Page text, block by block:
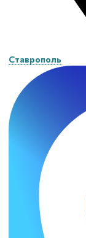
Ставрополь